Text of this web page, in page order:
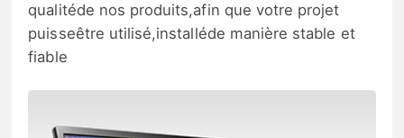
qualitéde nos produits,afin que votre projet
puisseêtre utilisé,installéde manière stable et
fiable